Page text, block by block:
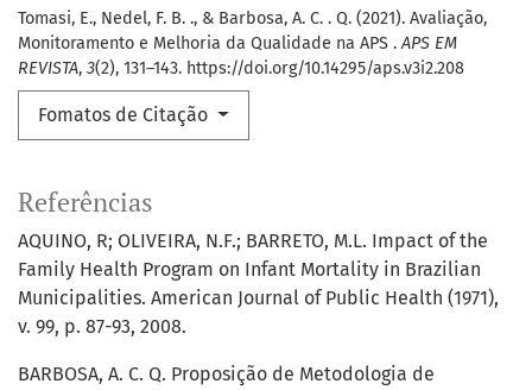
Tomasi, E., Nedel, F. B. ., & Barbosa, A. C. . Q. (2021). Avaliação,
Monitoramento e Melhoria da Qualidade na APS .APS EM
REVISTA, 3(2), 131–143. https://doi.org/10.14295/aps.v3i2.208
Fomatos de Citação
Referências
AQUINO, R; OLIVEIRA, N.F.; BARRETO, M.L. Impact of the
Family Health Program on Infant Mortality in Brazilian
Municipalities. American Journal of Public Health (1971),
v. 99, p. 87-93, 2008.
BARBOSA, A. C. Q. Proposição de Metodologia de